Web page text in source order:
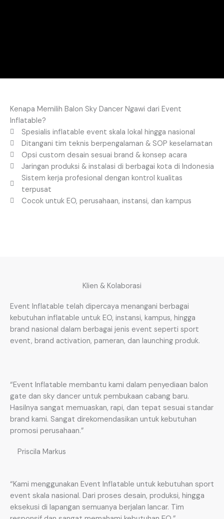
Kenapa Memilih Balon Sky Dancer Ngawi dari Event
Inflatable?
Spesialis inflatable event skala lokal hingga nasional
Ditangani tim teknis berpengalaman & SOP keselamatan
Opsi custom desain sesuai brand & konsep acara
Jaringan produksi & instalasi di berbagai kota di Indonesia
Sistem kerja profesional dengan kontrol kualitas
terpusat
Cocok untuk EO, perusahaan, instansi, dan kampus
Klien & Kolaborasi
Event Inflatable telah dipercaya menangani berbagai
kebutuhan inflatable untuk EO, instansi, kampus, hingga
brand nasional dalam berbagai jenis event seperti sport
event, brand activation, pameran, dan launching produk.
“Event Inflatable membantu kami dalam penyediaan balon
gate dan sky dancer untuk pembukaan cabang baru.
Hasilnya sangat memuaskan, rapi, dan tepat sesuai standar
brand kami. Sangat direkomendasikan untuk kebutuhan
promosi perusahaan.”
Priscila Markus
“Kami menggunakan Event Inflatable untuk kebutuhan sport
event skala nasional. Dari proses desain, produksi, hingga
eksekusi di lapangan semuanya berjalan lancar. Tim